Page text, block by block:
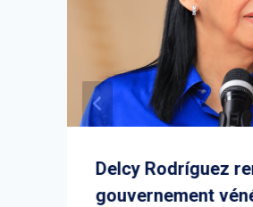
Delcy Rodríguez
gouvernement